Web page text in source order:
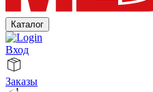
Каталог
Вход
Заказы